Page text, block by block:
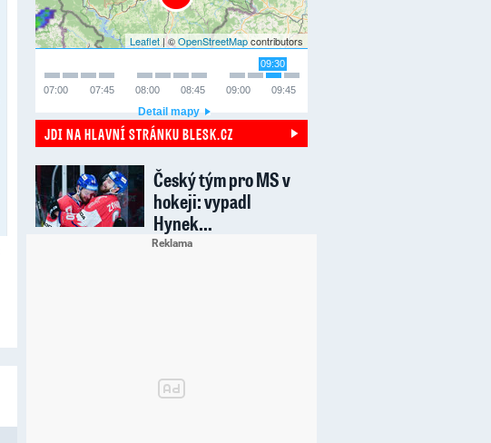
Leaflet| ©OpenStreetMapcontributors
09:30
09:45
09:00
08:45
08:00
07:45
07:00
Detail mapy
JDI NA HLAVNÍ STRÁNKU BLESK.CZ
Český tým pro MS v
hokeji: vypadl
Hynek…